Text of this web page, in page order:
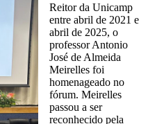
Reitor da Unicamp
entre abril de 2021 e
abril de 2025, o
professor Antonio
José de Almeida
Meirelles foi
homenageado no
fórum. Meirelles
passou a ser
reconhecido pela